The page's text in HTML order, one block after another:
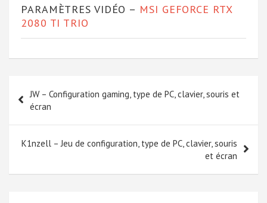
PARAMÈTRES VIDÉO – MSI GEFORCE RTX
2080 TI TRIO
de
l’article
JW – Configuration gaming, type de PC, clavier, souris et
écran
K1nzell – Jeu de configuration, type de PC, clavier, souris
et écran